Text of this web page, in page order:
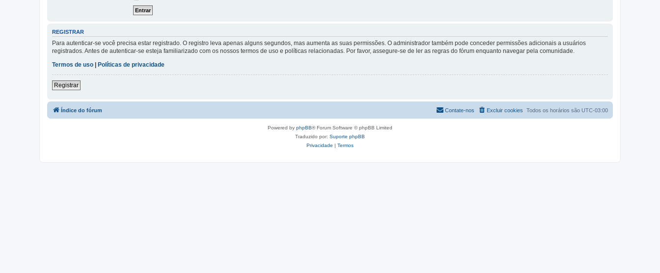
REGISTRAR
Para autenticar-se você precisa estar registrado. O registro leva apenas alguns segundos, mas aumenta as suas permissões. O administrador também pode conceder permissões adicionais a usuários
registrados. Antes de autenticar-se esteja familiarizado com os nossos termos de uso e políticas relacionadas. Por favor, assegure-se de ler as regras do fórum enquanto navegar pela comunidade.
Termos de uso
Políticas de privacidade
Registrar
Índice do fórum Todos os horários são UTC-03:00
Excluir cookies
Contate-nos
Powered by phpBB® Forum Software © phpBB Limited
Traduzido por: Suporte phpBB
Privacidade | Termos